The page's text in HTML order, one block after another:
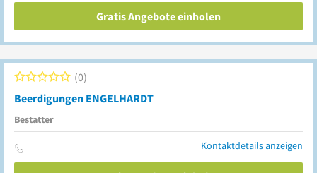
Gratis Angebote einholen
Beerdigungen ENGELHARDT
Bestatter
0
Kontaktdetails anzeigen